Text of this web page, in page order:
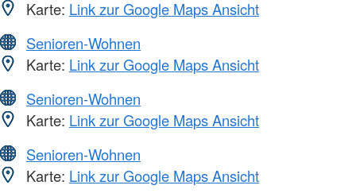
Karte: Link zur Google Maps Ansicht
Senioren-Wohnen
Karte: Link zur Google Maps Ansicht
Senioren-Wohnen
Karte: Link zur Google Maps Ansicht
Senioren-Wohnen
Karte: Link zur Google Maps Ansicht